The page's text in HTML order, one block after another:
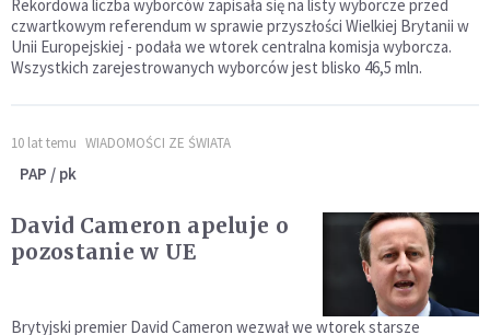
Rekordowa liczba wyborców zapisała się na listy wyborcze przed
czwartkowym referendum w sprawie przyszłości Wielkiej Brytanii w
Unii Europejskiej - podała we wtorek centralna komisja wyborcza.
Wszystkich zarejestrowanych wyborców jest blisko 46,5 mln.
10 lat temu WIADOMOŚCI ZE ŚWIATA
PAP / pk
David Cameron apeluje o
pozostanie w UE
Brytyjski premier David Cameron wezwał we wtorek starsze